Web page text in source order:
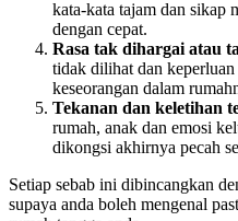
kata-kata tajam dan sikap
dengan cepat.
Rasa tak dihargai atau
tidak dilihat dan
keseorangan dalam
Tekanan dan keletihan
rumah, anak dan emosi
dikongsi akhirnya pecah
Setiap sebab ini dibincangkan
supaya anda boleh mengenal